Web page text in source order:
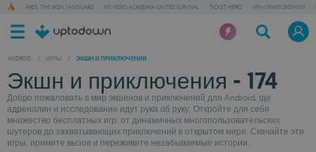
ARES: THE IRON VANGUARD MY HERO ACADEMIA UNITED SURVIVAL TICKET HERO VPN-ПРИЛОЖЕНИЯ
ANDROID / ИГРЫ / ЭКШН И ПРИКЛЮЧЕНИЯ
Экшн и приключения - 174
Добро пожаловать в мир экшенов и приключений для Android, где
адреналин и исследование идут рука об руку. Откройте для себя
множество бесплатных игр: от динамичных многопользовательских
шутеров до захватывающих приключений в открытом мире. Скачайте эти
игры, примите вызов и переживите незабываемые истории.